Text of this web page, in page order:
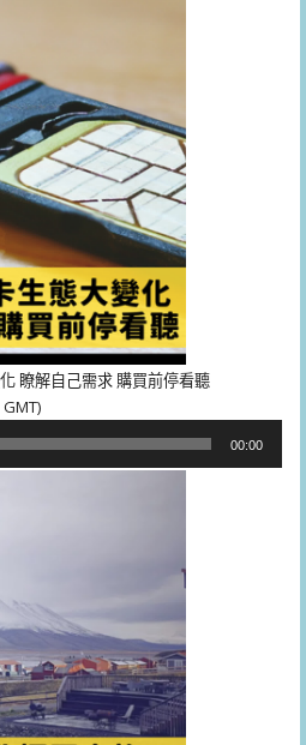
瞭解自己需求 購買前停看聽
00:00